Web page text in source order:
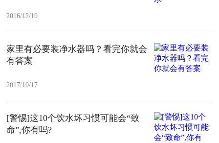
2016/12/19
家里有必要装净水器吗？看完你就会
有答案
2017/10/17
[警惕]这10个饮水坏习惯可能会“致
命”,你有吗?